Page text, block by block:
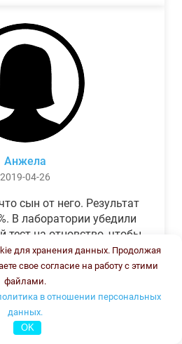
Анжела
2019-04-26
сын от него. Результат
В лаборатории убедили
тест на отцовство, чтобы
в суде. Результат
неделю, как и
бегает и извиняется.
для хранения данных. Продолжая
свое согласие на работу с этими
файлами.
в отношении персональных
данных.
OK